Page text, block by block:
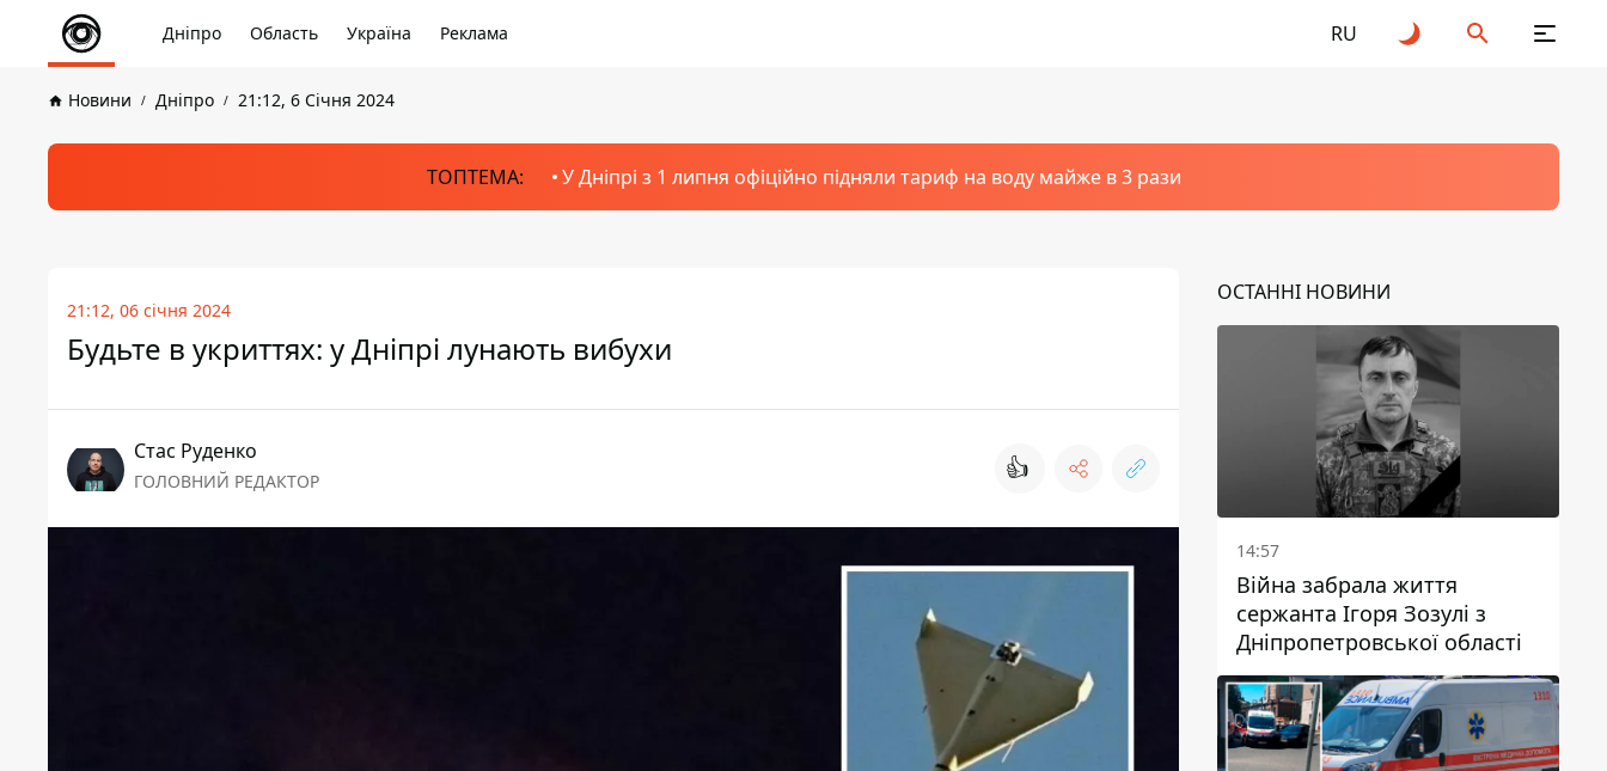
Дніпро Область Україна Реклама RU
Новини Дніпро 21:12, 6 Січня 2024
ТОПТЕМА: У Дніпрі з 1 липня офіційно підняли тариф на воду майже в 3 рази
21:12, 06 січня 2024
Будьте в укриттях: у Дніпрі лунають вибухи
Стас Руденко
ГОЛОВНИЙ РЕДАКТОР 👍
ОСТАННІ НОВИНИ
14:57
Війна забрала життя
сержанта Ігоря Зозулі з
Дніпропетровської області